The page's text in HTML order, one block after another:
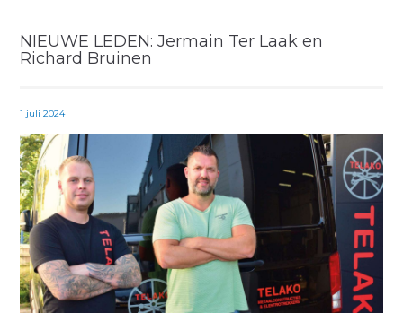
NIEUWE LEDEN: Jermain Ter Laak en
Richard Bruinen
1 juli 2024